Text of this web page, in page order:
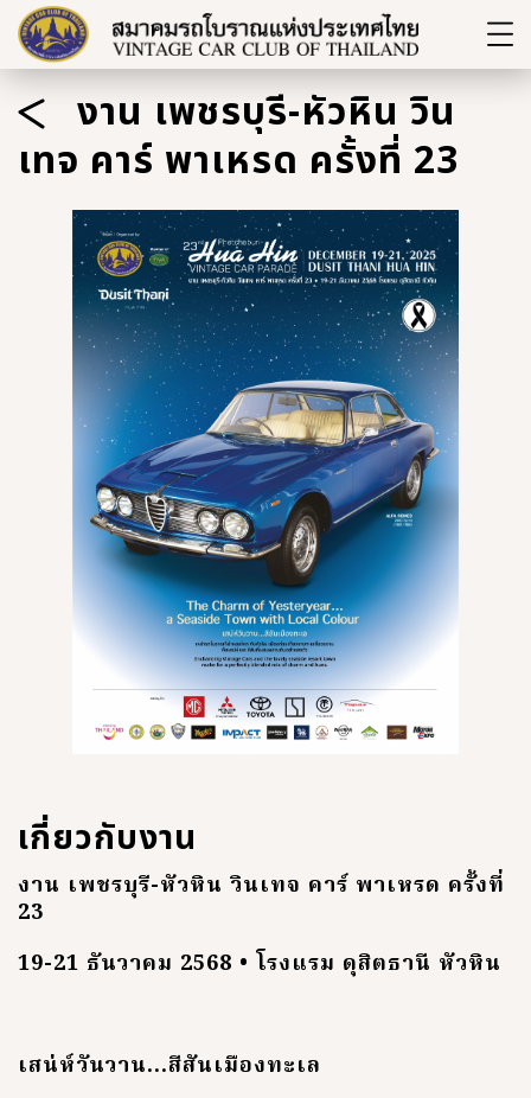
งาน เพชรบุรี-หัวหิน วิน
เทจ คาร์ พาเหรด ครั้งที่ 23
เกี่ยวกับงาน
งาน เพชรบุรี-หัวหิน วินเทจ คาร์ พาเหรด ครั้งที่
23
19-21 ธันวาคม 2568 • โรงแรม ดุสิตธานี หัวหิน
เสน่ห์วันวาน...สีสันเมืองทะเล